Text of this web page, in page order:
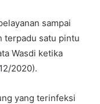
sampai
terpadu satu pintu
Wasdi ketika
2020).
yang terinfeksi